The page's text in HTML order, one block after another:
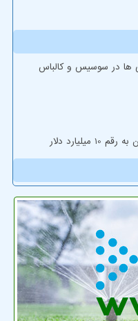
ها در سوسیس و کالباس
دلار